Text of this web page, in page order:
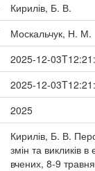
Кирилів, Б. В.
Москальчук, Н. М.
2025-12-
2025-12-
2025
Кирилів, Б. В.
змін та викликів
вчених, 8-9